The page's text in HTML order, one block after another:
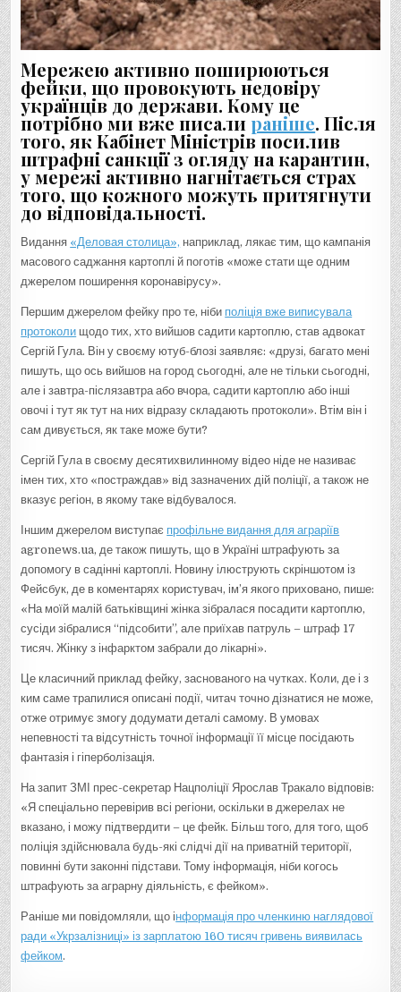
Мережею активно поширюються
фейки, що провокують недовіру
українців до держави. Кому це
потрібно ми вже писали раніше. Після
того, як Кабінет Міністрів посилив
штрафні санкції з огляду на карантин,
у мережі активно нагнітається страх
того, що кожного можуть притягнути
до відповідальності.
Видання «Деловая столица», наприклад, лякає тим, що кампанія
масового саджання картоплі й поготів «може стати ще одним
джерелом поширення коронавірусу».
Першим джерелом фейку про те, ніби поліція вже виписувала
протоколи щодо тих, хто вийшов садити картоплю, став адвокат
Сергій Гула. Він у своєму ютуб-блозі заявляє: «друзі, багато мені
пишуть, що ось вийшов на город сьогодні, але не тільки сьогодні,
але і завтра-післязавтра або вчора, садити картоплю або інші
овочі і тут як тут на них відразу складають протоколи». Втім він і
сам дивується, як таке може бути?
Сергій Гула в своєму десятихвилинному відео ніде не називає
імен тих, хто «постраждав» від зазначених дій поліції, а також не
вказує регіон, в якому таке відбувалося.
Іншим джерелом виступає профільне видання для аграріїв
agronews.ua, де також пишуть, що в Україні штрафують за
допомогу в садінні картоплі. Новину ілюструють скріншотом із
Фейсбук, де в коментарях користувач, ім’я якого приховано, пише:
«На моїй малій батьківщині жінка зібралася посадити картоплю,
сусіди зібралися “підсобити”, але приїхав патруль – штраф 17
тисяч. Жінку з інфарктом забрали до лікарні».
Це класичний приклад фейку, заснованого на чутках. Коли, де і з
ким саме трапилися описані події, читач точно дізнатися не може,
отже отримує змогу додумати деталі самому. В умовах
непевності та відсутність точної інформації її місце посідають
фантазія і гіперболізація.
На запит ЗМІ прес-секретар Нацполіції Ярослав Тракало відповів:
«Я спеціально перевірив всі регіони, оскільки в джерелах не
вказано, і можу підтвердити – це фейк. Більш того, для того, щоб
поліція здійснювала будь-які слідчі дії на приватній території,
повинні бути законні підстави. Тому інформація, ніби когось
штрафують за аграрну діяльність, є фейком».
Раніше ми повідомляли, що інформація про членкиню наглядової
ради «Укрзалізниці» із зарплатою 160 тисяч гривень виявилась
фейком.